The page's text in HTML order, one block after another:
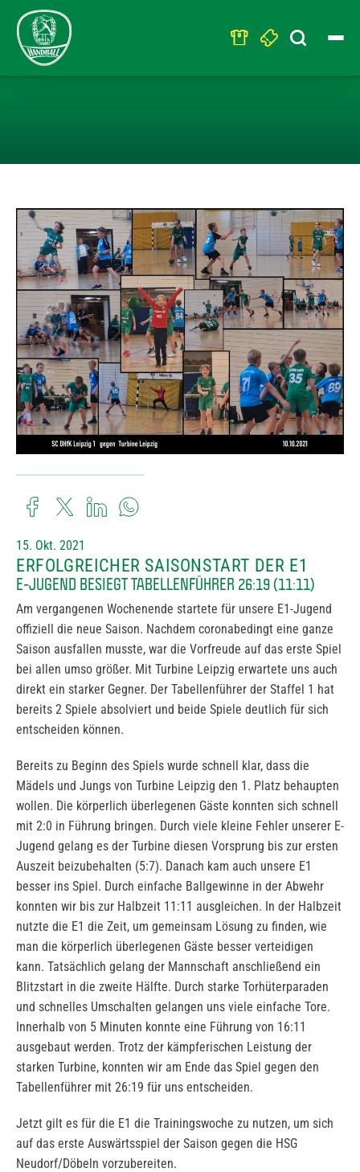
Search
for:
15. Okt. 2021
ERFOLGREICHER SAISONSTART DER E1
E-JUGEND BESIEGT TABELLENFÜHRER 26:19 (11:11)
Am vergangenen Wochenende startete für unsere E1-Jugend
offiziell die neue Saison. Nachdem coronabedingt eine ganze
Saison ausfallen musste, war die Vorfreude auf das erste Spiel
bei allen umso größer. Mit Turbine Leipzig erwartete uns auch
direkt ein starker Gegner. Der Tabellenführer der Staffel 1 hat
bereits 2 Spiele absolviert und beide Spiele deutlich für sich
entscheiden können.
Bereits zu Beginn des Spiels wurde schnell klar, dass die
Mädels und Jungs von Turbine Leipzig den 1. Platz behaupten
wollen. Die körperlich überlegenen Gäste konnten sich schnell
mit 2:0 in Führung bringen. Durch viele kleine Fehler unserer E-
Jugend gelang es der Turbine diesen Vorsprung bis zur ersten
Auszeit beizubehalten (5:7). Danach kam auch unsere E1
besser ins Spiel. Durch einfache Ballgewinne in der Abwehr
konnten wir bis zur Halbzeit 11:11 ausgleichen. In der Halbzeit
nutzte die E1 die Zeit, um gemeinsam Lösung zu finden, wie
man die körperlich überlegenen Gäste besser verteidigen
kann. Tatsächlich gelang der Mannschaft anschließend ein
Blitzstart in die zweite Hälfte. Durch starke Torhüterparaden
und schnelles Umschalten gelangen uns viele einfache Tore.
Innerhalb von 5 Minuten konnte eine Führung von 16:11
ausgebaut werden. Trotz der kämpferischen Leistung der
starken Turbine, konnten wir am Ende das Spiel gegen den
Tabellenführer mit 26:19 für uns entscheiden.
Jetzt gilt es für die E1 die Trainingswoche zu nutzen, um sich
auf das erste Auswärtsspiel der Saison gegen die HSG
Neudorf/Döbeln vorzubereiten.